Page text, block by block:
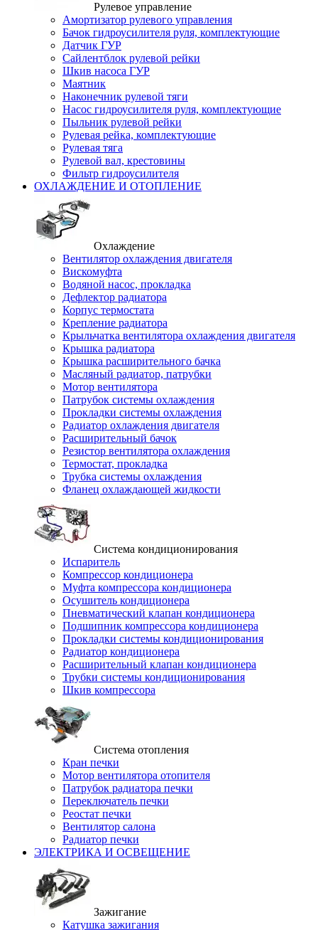
Рулевое управление
Амортизатор рулевого управления
Бачок гидроусилителя руля, комплектующие
Датчик ГУР
Сайлентблок рулевой рейки
Шкив насоса ГУР
Маятник
Наконечник рулевой тяги
Насос гидроусилителя руля, комплектующие
Пыльник рулевой рейки
Рулевая рейка, комплектующие
Рулевая тяга
Рулевой вал, крестовины
Фильтр гидроусилителя
ОХЛАЖДЕНИЕ И ОТОПЛЕНИЕ
Охлаждение
Вентилятор охлаждения двигателя
Вискомуфта
Водяной насос, прокладка
Дефлектор радиатора
Корпус термостата
Крепление радиатора
Крыльчатка вентилятора охлаждения двигателя
Крышка радиатора
Крышка расширительного бачка
Масляный радиатор, патрубки
Мотор вентилятора
Патрубок системы охлаждения
Прокладки системы охлаждения
Радиатор охлаждения двигателя
Расширительный бачок
Резистор вентилятора охлаждения
Термостат, прокладка
Трубка системы охлаждения
Фланец охлаждающей жидкости
Система кондиционирования
Испаритель
Компрессор кондиционера
Муфта компрессора кондиционера
Осушитель кондиционера
Пневматический клапан кондиционера
Подшипник компрессора кондиционера
Прокладки системы кондиционирования
Радиатор кондиционера
Расширительный клапан кондиционера
Трубки системы кондиционирования
Шкив компрессора
Система отопления
Кран печки
Мотор вентилятора отопителя
Патрубок радиатора печки
Переключатель печки
Реостат печки
Вентилятор салона
Радиатор печки
ЭЛЕКТРИКА И ОСВЕЩЕНИЕ
Зажигание
Катушка зажигания